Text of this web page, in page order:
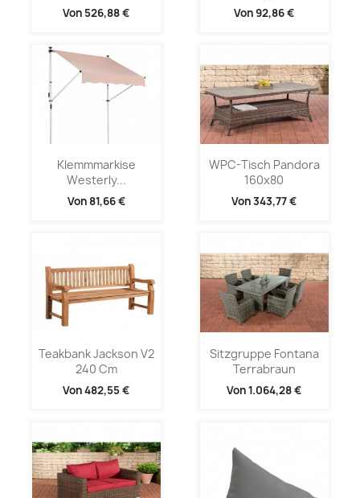
Von 526,88 € Von92,86 €
Klemmmarkise
Westerly...
Von 81,66 €
WPC-Tisch Pandora
160x80
Von343,77 €
Teakbank Jackson V2
240 Cm
Von482,55 €
Sitzgruppe Fontana
Terrabraun
Von1.064,28 €